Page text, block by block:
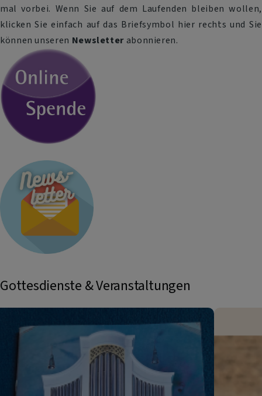
mal vorbei. Wenn Sie auf dem Laufenden bleiben wollen,
klicken Sie einfach auf das Briefsymbol hier rechts und Sie
können unseren Newsletter abonnieren.
Gottesdienste & Veranstaltungen